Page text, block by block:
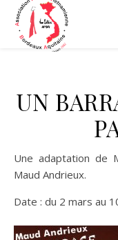
UN
Une adaptation de Marguerite Duras Mis en scène par
Maud Andrieux.
Date : du 2 mars au